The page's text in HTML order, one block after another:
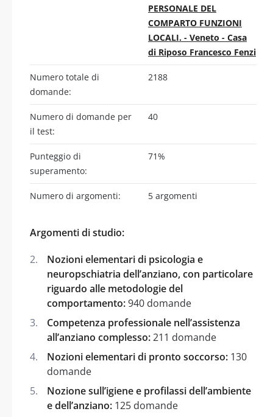
PERSONALE DEL
COMPARTO FUNZIONI
LOCALI. - Veneto - Casa
di Riposo Francesco Fenzi
Numero totale di
domande:
2188
Numero di domande per
il test:
40
Punteggio di
superamento:
71%
Numero di argomenti: 5 argomenti
Argomenti di studio:
Nozioni elementari di psicologia e
neuropschiatria dell’anziano, con particolare
riguardo alle metodologie del
comportamento:940 domande
Competenza professionale nell’assistenza
all’anziano complesso:211 domande
Nozioni elementari di pronto soccorso: 130
domande
Nozione sull’igiene e profilassi dell’ambiente
e dell’anziano: 125 domande